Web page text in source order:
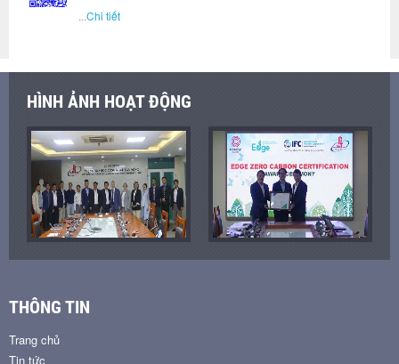
Chi tiết
HÌNH ẢNH HOẠT ĐỘNG
THÔNG TIN
Trang chủ
Tin tức